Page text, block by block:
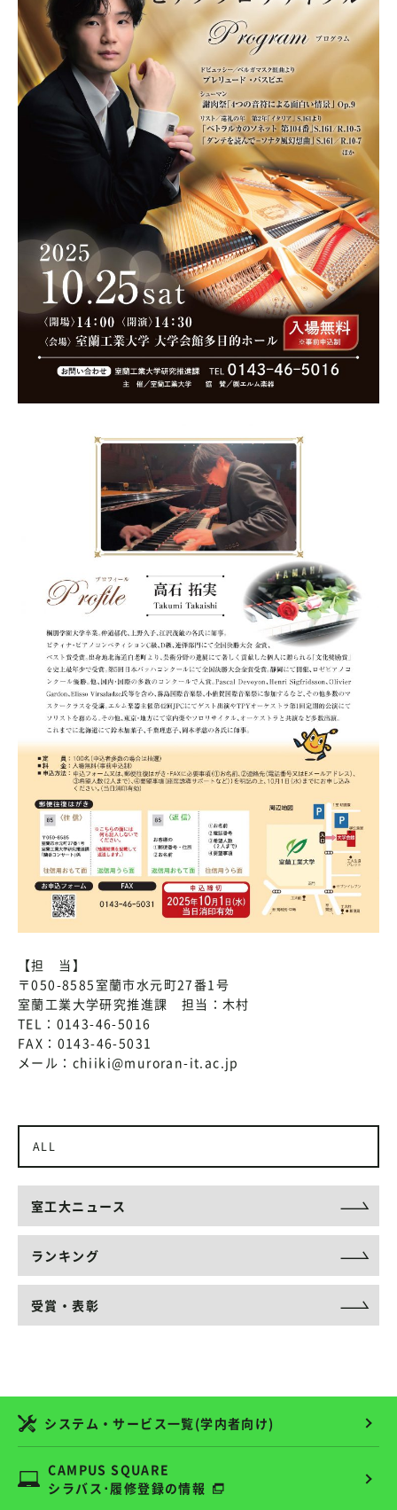
【担 当】
〒050-8585室蘭市水元町27番1号
室蘭工業大学研究推進課 担当：木村
TEL：0143-46-5016
FAX：0143-46-5031
メール：chiiki@muroran-it.ac.jp
ALL
室工大ニュース
ランキング
受賞・表彰
システム・サービス一覧(学内者向け)
CAMPUS SQUARE
シラバス･履修登録の情報